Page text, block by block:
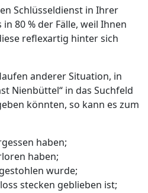
Schlüsseldienst in Ihrer
80 % der Fälle, weil Ihnen
reflexartig hinter sich
anderer Situation, in
Nienbüttel“ in das Suchfeld
könnten, so kann es zum
haben;
haben;
wurde;
stecken geblieben ist;